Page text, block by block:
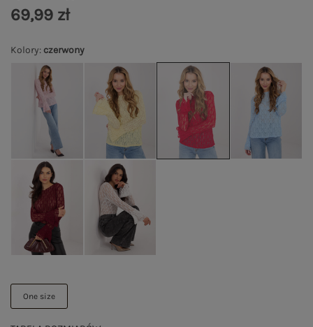
Kolory: czerwony
One size
69,99 zł